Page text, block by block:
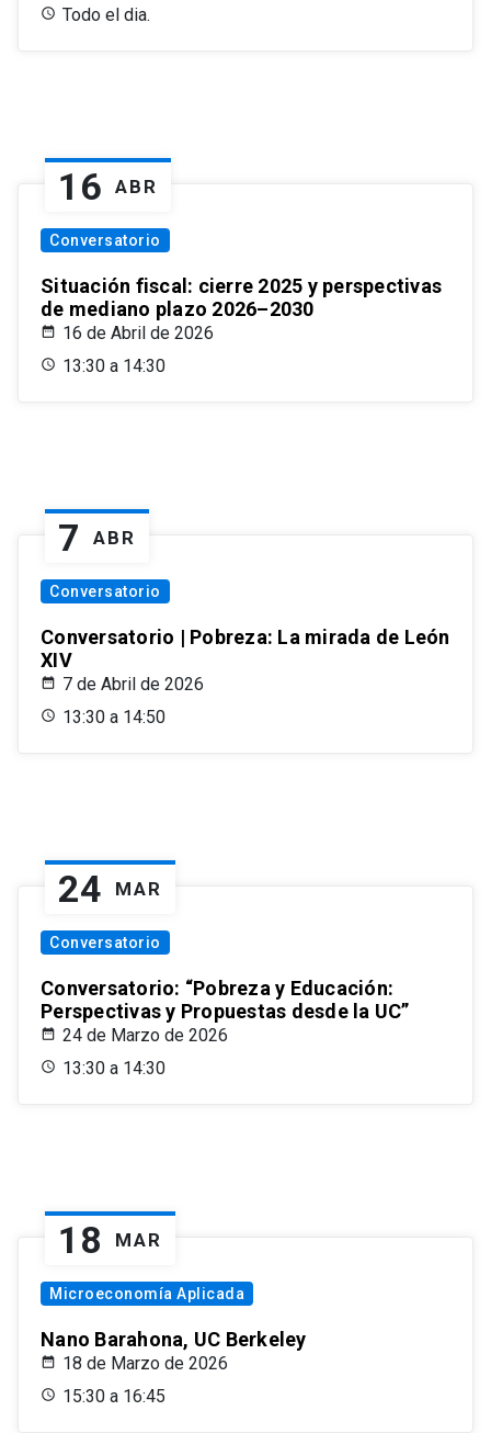
Todo el dia.
16 ABR
Conversatorio
Situación fiscal: cierre 2025 y perspectivas
de mediano plazo 2026–2030
16 de Abril de 2026
13:30 a 14:30
7 ABR
Conversatorio
Conversatorio | Pobreza: La mirada de León
XIV
7 de Abril de 2026
13:30 a 14:50
24 MAR
Conversatorio
Conversatorio: “Pobreza y Educación:
Perspectivas y Propuestas desde la UC”
24 de Marzo de 2026
13:30 a 14:30
18 MAR
Microeconomía Aplicada
Nano Barahona, UC Berkeley
18 de Marzo de 2026
15:30 a 16:45